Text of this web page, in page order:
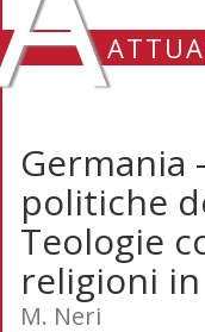
Germania
politiche
Teologie
religioni
M. Neri